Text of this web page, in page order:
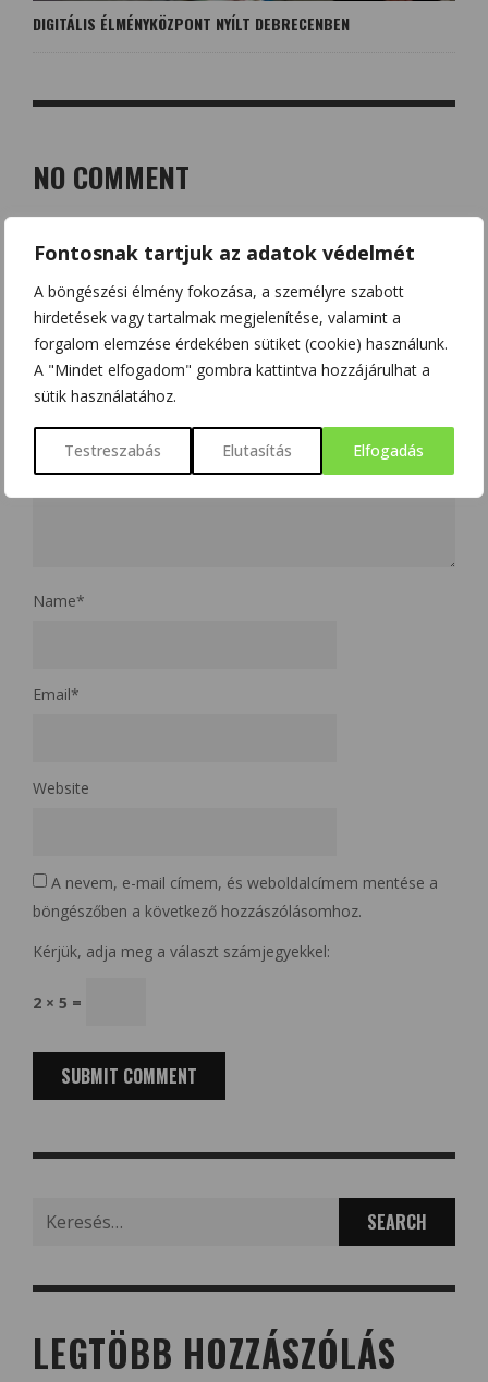
Fontosnak tartjuk az adatok védelmét
A böngészési élmény fokozása, a személyre szabott
hirdetések vagy tartalmak megjelenítése, valamint a
forgalom elemzése érdekében sütiket (cookie) használunk.
A "Mindet elfogadom" gombra kattintva hozzájárulhat a
sütik használatához.
Testreszabás Elutasítás Elfogadás
DIGITÁLIS ÉLMÉNYKÖZPONT NYÍLT DEBRECENBEN
NO COMMENT
LEAVE A REPLY
Az e-mail címet nem tesszük közzé. A kötelező mezőket
karakterrel jelöltük
Name*
Email*
Website
A nevem, e-mail címem, és weboldalcímem mentése a
böngészőben a következő hozzászólásomhoz.
Kérjük, adja meg a választ számjegyekkel:
2 × 5 =
for:
LEGTÖBB HOZZÁSZÓLÁS